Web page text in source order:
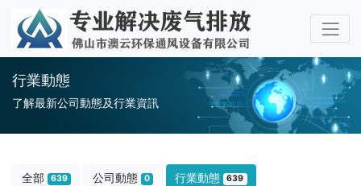
行業動態
了解最新公司動態及行業資訊
全部 639 公司動態 0 行業動態 639